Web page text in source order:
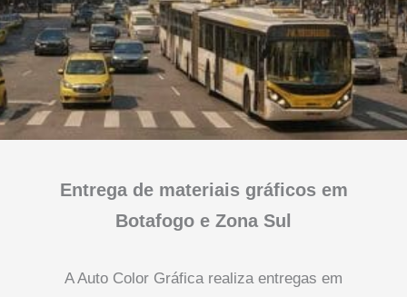
Entrega de materiais gráficos em
Botafogo e Zona Sul
A Auto Color Gráfica realiza entregas em